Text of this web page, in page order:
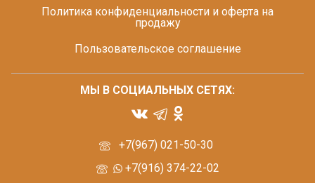
Политика конфиденциальности и оферта на
продажу
Пользовательское соглашение
+7(967) 021-50-30
+7(916) 374-22-02
МЫ В СОЦИАЛЬНЫХ СЕТЯХ: